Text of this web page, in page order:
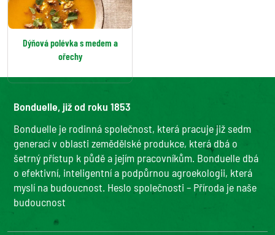
Dýňová polévka s medem a
ořechy
Bonduelle, již od roku 1853
Bonduelle je rodinná společnost, která pracuje již sedm
generací v oblasti zemědělské produkce, která dbá o
šetrný přístup k půdě a jejím pracovníkům. Bonduelle dbá
o efektivní, inteligentní a podpůrnou agroekologii, která
myslí na budoucnost. Heslo společnosti – Příroda je naše
budoucnost